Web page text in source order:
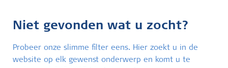
Niet gevonden wat u zocht?
Probeer onze slimme filter eens. Hier zoekt u in de
website op elk gewenst onderwerp en komt u te